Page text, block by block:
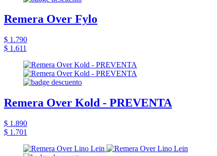
Remera Over Fylo
$ 1.790
$ 1.611
Remera Over Kold - PREVENTA
$ 1.890
$ 1.701